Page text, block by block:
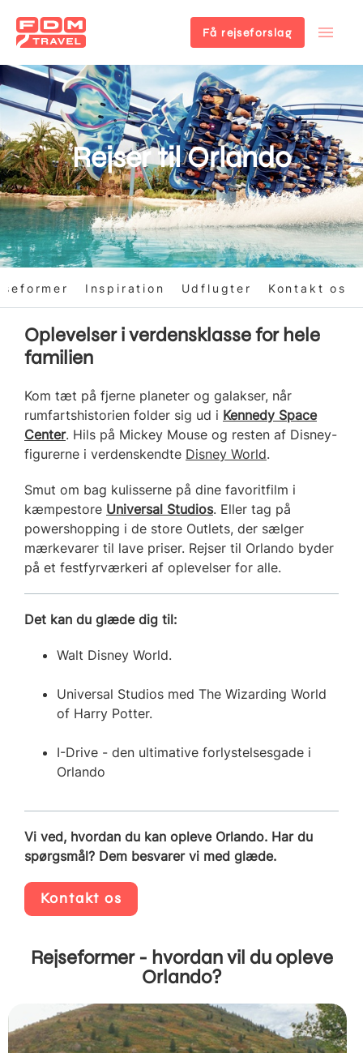
til
hovedindhold
Få rejseforslag
Rejser til Orlando
Inspiration Udflugter Kontakt os
Oplevelser i verdensklasse for hele
familien
Kom tæt på fjerne planeter og galakser, når
rumfartshistorien folder sig ud i Kennedy Space
Center. Hils på Mickey Mouse og resten af Disney-
figurerne i verdenskendte Disney World.
Smut om bag kulisserne på dine favoritfilm i
kæmpestore Universal Studios. Eller tag på
powershopping i de store Outlets, der sælger
mærkevarer til lave priser. Rejser til Orlando byder
på et festfyrværkeri af oplevelser for alle.
Det kan du glæde dig til:
Walt Disney World.
Universal Studios med The Wizarding World
of Harry Potter.
I-Drive - den ultimative forlystelsesgade i
Orlando
Vi ved, hvordan du kan opleve Orlando. Har du
spørgsmål? Dem besvarer vi med glæde.
Kontakt os
Rejseformer - hvordan vil du opleve
Orlando?